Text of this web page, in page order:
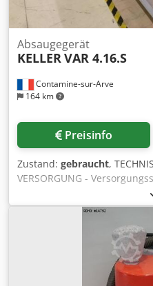
Contamine-sur-Arve
164 km
Absaugegerät
KELLERVAR 4.16.S
Preisinfo
Zustand: gebraucht,
VERSORGUNG -
Dvcox Agkerf - Frequenz : 50
Nennstrom : 4.9 A